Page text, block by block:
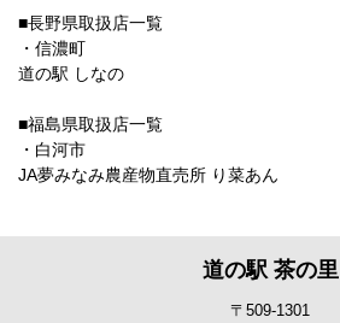
■長野県取扱店一覧
・信濃町
道の駅 しなの
■福島県取扱店一覧
・白河市
JA夢みなみ農産物直売所 り菜あん
道の駅 茶の里
〒509-1301